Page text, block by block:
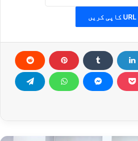
URL کاپی کریں